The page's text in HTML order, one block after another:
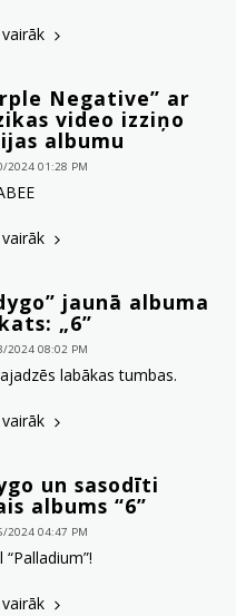
Negative” ar
video izziņo
albumu
2024 01:28 PM
jaunā albuma
„6”
2024 08:02 PM
labākas tumbas.
un sasodīti
albums “6”
2024 04:47 PM
“Palladium”!